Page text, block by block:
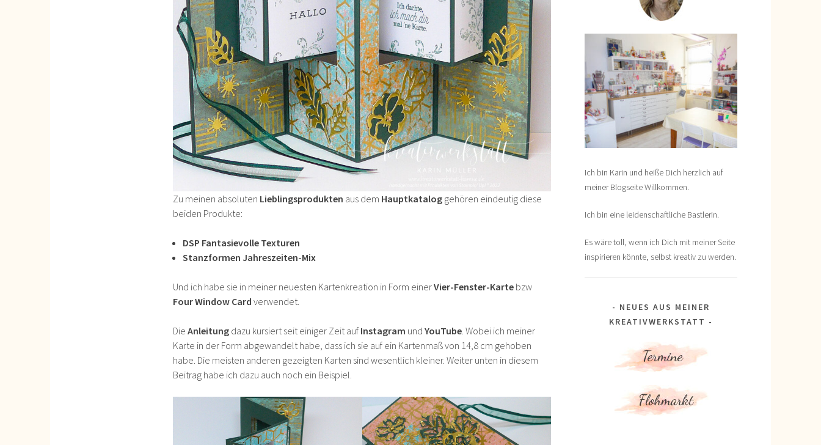
Zu meinen absoluten Lieblingsprodukten aus dem Hauptkatalog gehören eindeutig diese
beiden Produkte:
DSP Fantasievolle Texturen
Stanzformen Jahreszeiten-Mix
Und ich habe sie in meiner neuesten Kartenkreation in Form einerVier-Fenster-Karte bzw
Four Window Card verwendet.
Die Anleitung dazu kursiert seit einiger Zeit auf Instagram und YouTube. Wobei ich meiner
Karte in der Form abgewandelt habe, dass ich sie auf ein Kartenmaß von 14,8 cm gehoben
habe. Die meisten anderen gezeigten Karten sind wesentlich kleiner. Weiter unten in diesem
Beitrag habe ich dazu auch noch ein Beispiel.
Ich bin Karin und heiße Dich herzlich auf
meiner Blogseite Willkommen.
Ich bin eine leidenschaftliche Bastlerin.
Es wäre toll, wenn ich Dich mit meiner Seite
inspirieren könnte, selbst kreativ zu werden.
NEUES AUS MEINER
KREATIVWERKSTATT